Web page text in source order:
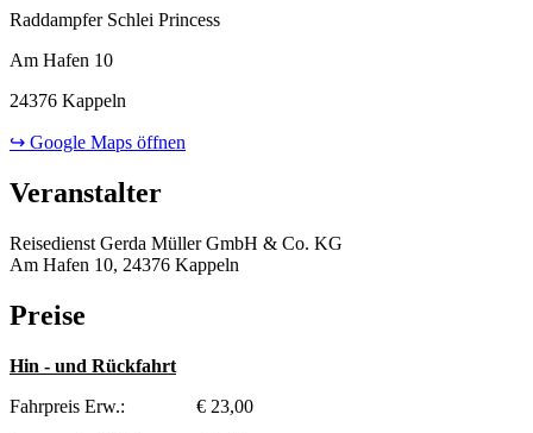
Raddampfer Schlei Princess
Am Hafen 10
24376 Kappeln
↪ Google Maps öffnen
Veranstalter
Reisedienst Gerda Müller GmbH & Co. KG
Am Hafen 10, 24376 Kappeln
Preise
Hin - und Rückfahrt
Fahrpreis Erw.: € 23,00